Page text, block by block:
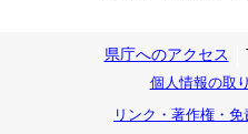
県庁へのアクセス
個人情報の取
リンク・著作権・